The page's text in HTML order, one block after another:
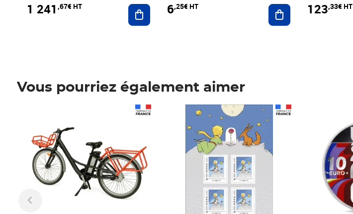
1 241 ,67€ HT Ajouter au panier
6,25€ HT Ajouter au panier
123,33€ HT
Vous pourriez également aimer
Prix 6,25€ HT